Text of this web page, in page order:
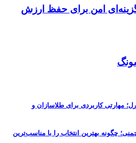
گزینه‌ای امن برای حفظ ارزش
مهارتی کاربردی برای طلاسازان و
چگونه بهترین انتخاب را با مناسب‌ترین